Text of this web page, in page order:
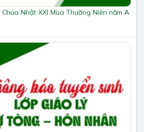
Nhật XXI Mùa Thường Niên năm A